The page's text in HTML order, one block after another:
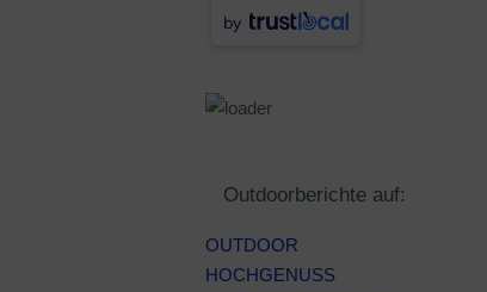
by
Outdoorberichte auf:
OUTDOOR
HOCHGENUSS